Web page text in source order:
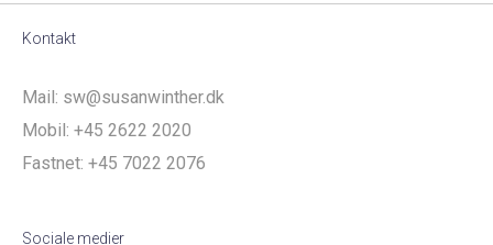
Kontakt
Mail: sw@susanwinther.dk
Mobil: +45 2622 2020
Fastnet: +45 7022 2076
Sociale medier